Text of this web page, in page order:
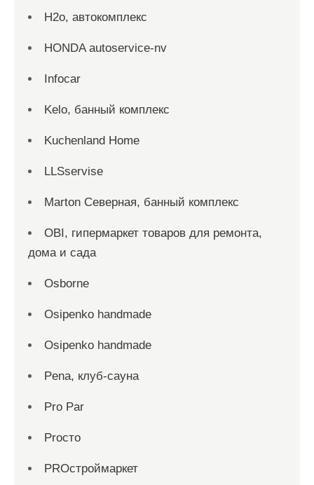
H2о, автокомплекс
HONDA autoservice-nv
Infocar
Kelo, банный комплекс
Kuchenland Home
LLSservise
Marton Северная, банный комплекс
OBI, гипермаркет товаров для ремонта,
дома и сада
Osborne
Osipenko handmade
Osipenko handmade
Pena, клуб-сауна
Pro Par
Proсто
PROстроймаркет